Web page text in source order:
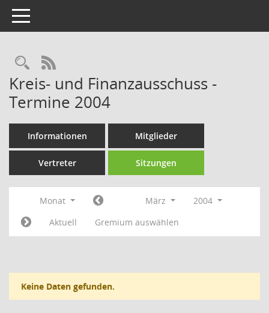
Toggle navigation
Rechercheauswahl
RSS-Feed
Kreis- und Finanzausschuss -
Termine 2004
Informationen Mitglieder
Vertreter Sitzungen
Monat März
2004
Aktuell
Gremium auswählen
Keine Daten gefunden.